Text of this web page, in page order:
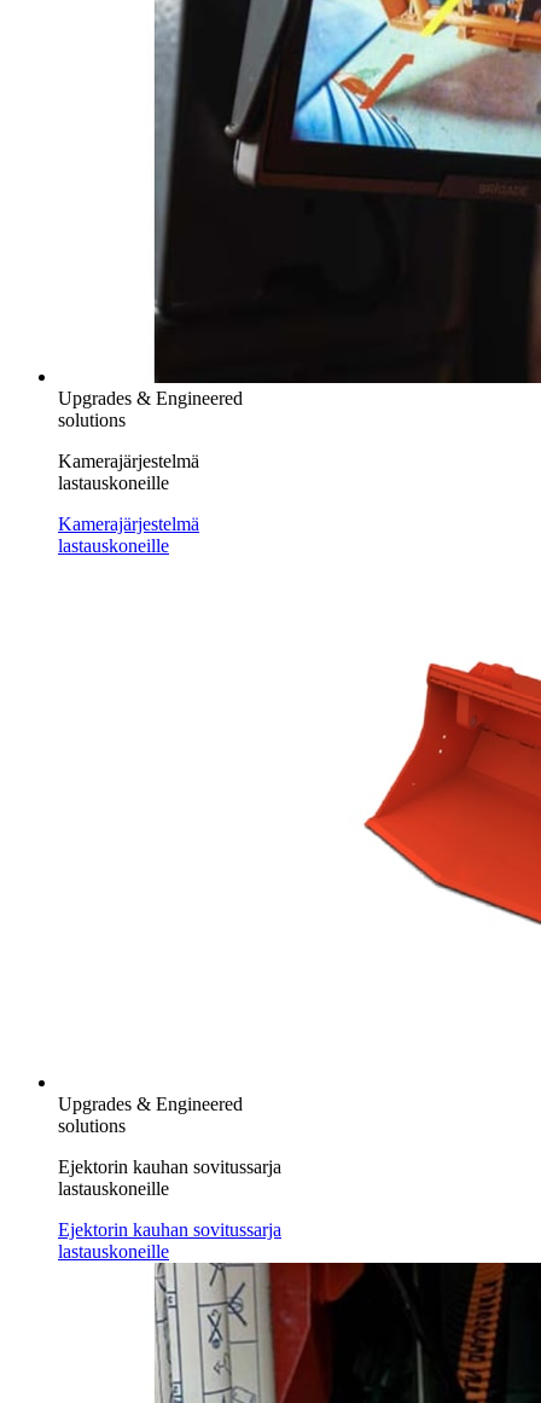
Upgrades & Engineered
solutions
Kamerajärjestelmä
lastauskoneille
Kamerajärjestelmä
lastauskoneille
Upgrades & Engineered
solutions
Ejektorin kauhan sovitussarja
lastauskoneille
Ejektorin kauhan sovitussarja
lastauskoneille